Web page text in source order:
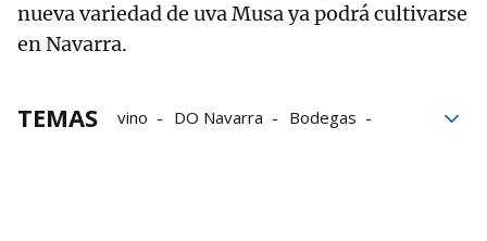
nueva variedad de uva Musa ya podrá cultivarse
en Navarra.
TEMAS vino DO Navarra
Bodegas